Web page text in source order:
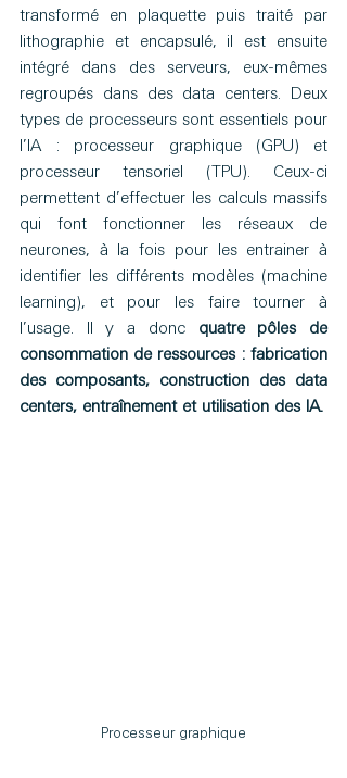
transformé en plaquette puis traité par
lithographie et encapsulé, il est ensuite
intégré dans des serveurs, eux-mêmes
regroupés dans des data centers. Deux
types de processeurs sont essentiels pour
l’IA : processeur graphique (GPU) et
processeur tensoriel (TPU). Ceux-ci
permettent d’effectuer les calculs massifs
qui font fonctionner les réseaux de
neurones, à la fois pour les entrainer à
identifier les différents modèles (machine
learning), et pour les faire tourner à
l’usage. Il y a donc quatre pôles de
consommation de ressources : fabrication
des composants, construction des data
centers, entraînement et utilisation des IA.
Processeur graphique